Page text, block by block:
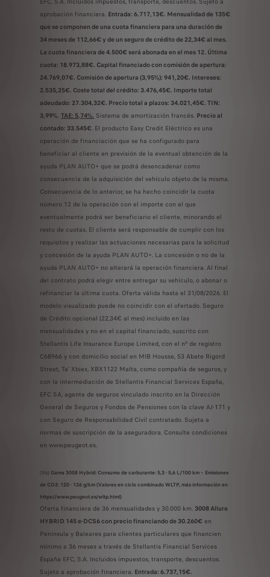
aprobación financiera. Entrada: 6.717,13€. Mensualidad de 135€
que se componen de una cuota financiera para una duración de
34 meses de 112,66€ y de un seguro de crédito de 22,34€ al mes.
La cuota financiera de 4.500€ será abonada en el mes 12. Última
cuota: 18.973,88€. Capital financiado con comisión de apertura:
24.769,07€. Comisión de apertura (3,95%): 941,20€. Intereses:
2.535,25€. Coste total del crédito: 3.476,45€. Importe total
adeudado: 27.304,32€. Precio total a plazos: 34.021,45€. TIN:
3,99%. TAE: 5,74%. Sistema de amortización francés. Precio al
contado: 33.545€. El producto Easy Credit Eléctrico es una
operación de financiación que se ha configurado para
beneficiar al cliente en previsión de la eventual obtención de la
ayuda PLAN AUTO+ que se podrá desencadenar como
consecuencia de la adquisición del vehículo objeto de la misma.
Consecuencia de lo anterior, se ha hecho coincidir la cuota
número 12 de la operación con el importe con el que
eventualmente podrá ser beneficiario el cliente, minorando el
resto de cuotas. El cliente será responsable de cumplir con los
requisitos y realizar las actuaciones necesarias para la solicitud
y concesión de la ayuda PLAN AUTO+. La concesión o no de la
ayuda PLAN AUTO+ no alterará la operación financiera. Al final
del contrato podrá elegir entre entregar su vehículo, o abonar o
refinanciar la última cuota. Oferta válida hasta el 31/08/2026. El
modelo visualizado puede no coincidir con el ofertado. Seguro
de Crédito opcional (22,34€ al mes) incluido en las
mensualidades y no en el capital financiado, suscrito con
Stellantis Life Insurance Europe Limited, con el nº de registro
C68966 y con domicilio social en MIB Housse, 53 Abate Rigord
Street, Ta’ Xbiex, XBX1122 Malta, como compañía de seguros, y
con la intermediación de Stellantis Financial Services España,
EFC SA, agente de seguros vinculado inscrito en la Dirección
General de Seguros y Fondos de Pensiones con la clave AJ-171 y
con Seguro de Responsabilidad Civil contratado. Sujeta a
normas de suscripción de la aseguradora. Consulte condiciones
en www.peugeot.es.
(5b) Gama 3008 Hybrid: Consumo de carburante: 5,3 - 5,6 L/100 km – Emisiones
de CO2: 120 - 126 g/km (Valores en ciclo combinado WLTP, más información en
https://www.peugeot.es/wltp.html)
Oferta financiera de 36 mensualidades y 30.000 km.3008 Allure
HYBRID 145 e-DCS6 con precio financiando de 30.260€ en
Península y Baleares para clientes particulares que financien
mínimo a 36 meses a través de Stellantis Financial Services
España EFC, S.A. Incluidos impuestos, transporte, descuentos.
Sujeto a aprobación financiera. Entrada: 6.737,15€.